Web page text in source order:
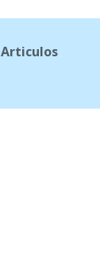
Articulos